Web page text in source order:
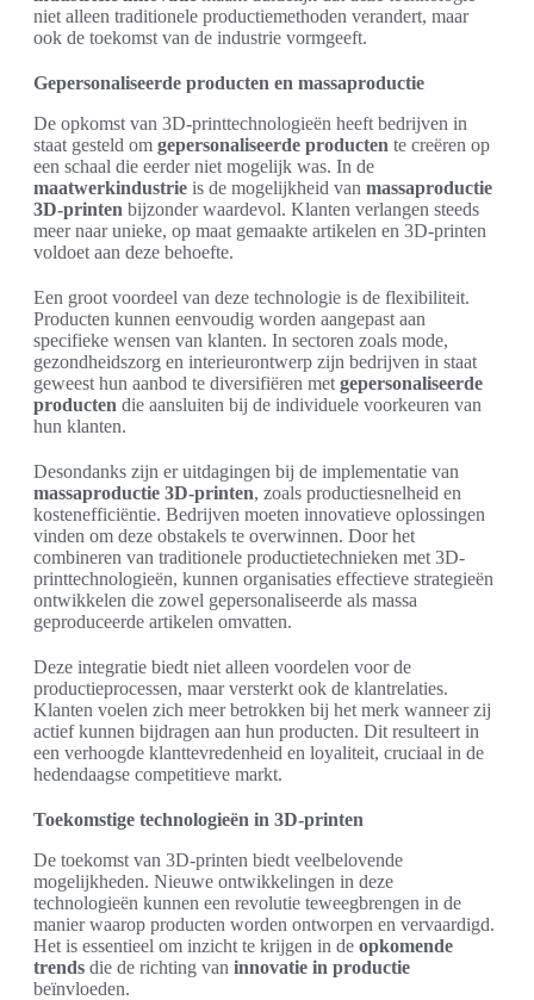
niet alleen traditionele productiemethoden verandert, maar
ook de toekomst van de industrie vormgeeft.
Gepersonaliseerde producten en massaproductie
De opkomst van 3D-printtechnologieën heeft bedrijven in
staat gesteld om gepersonaliseerde producten te creëren op
een schaal die eerder niet mogelijk was. In de
maatwerkindustrie is de mogelijkheid van massaproductie
3D-printen bijzonder waardevol. Klanten verlangen steeds
meer naar unieke, op maat gemaakte artikelen en 3D-printen
voldoet aan deze behoefte.
Een groot voordeel van deze technologie is de flexibiliteit.
Producten kunnen eenvoudig worden aangepast aan
specifieke wensen van klanten. In sectoren zoals mode,
gezondheidszorg en interieurontwerp zijn bedrijven in staat
geweest hun aanbod te diversifiëren met gepersonaliseerde
producten die aansluiten bij de individuele voorkeuren van
hun klanten.
Desondanks zijn er uitdagingen bij de implementatie van
massaproductie 3D-printen, zoals productiesnelheid en
kostenefficiëntie. Bedrijven moeten innovatieve oplossingen
vinden om deze obstakels te overwinnen. Door het
combineren van traditionele productietechnieken met 3D-
printtechnologieën, kunnen organisaties effectieve strategieën
ontwikkelen die zowel gepersonaliseerde als massa
geproduceerde artikelen omvatten.
Deze integratie biedt niet alleen voordelen voor de
productieprocessen, maar versterkt ook de klantrelaties.
Klanten voelen zich meer betrokken bij het merk wanneer zij
actief kunnen bijdragen aan hun producten. Dit resulteert in
een verhoogde klanttevredenheid en loyaliteit, cruciaal in de
hedendaagse competitieve markt.
Toekomstige technologieën in 3D-printen
De toekomst van 3D-printen biedt veelbelovende
mogelijkheden. Nieuwe ontwikkelingen in deze
technologieën kunnen een revolutie teweegbrengen in de
manier waarop producten worden ontworpen en vervaardigd.
Het is essentieel om inzicht te krijgen in de opkomende
trends die de richting van innovatie in productie
beïnvloeden.